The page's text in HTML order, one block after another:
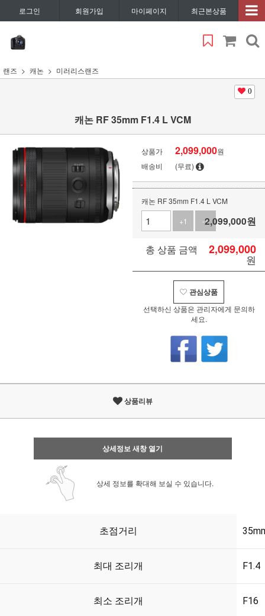
로그인 회원가입 마이페이지 최근본상품
랜즈 캐논 미러리스랜즈
0
캐논 RF 35mm F1.4 L VCM
상품가 2,099,000원
배송비
(무료)
캐논 RF 35mm F1.4 L VCM
+1
-12,099,000원
총 상품 금액 2,099,000
원
관심상품
선택하신 상품은 관리자에게 문의하
세요.
상품리뷰
상세정보 새창 열기
상세 정보를 확대해 보실 수 있습니다.
초점거리
최대 조리개 F1.4
최소 조리개 F16